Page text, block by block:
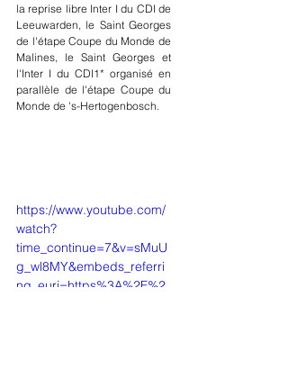
la reprise libre Inter I du CDI de
Leeuwarden, le Saint Georges
de l'étape Coupe du Monde de
Malines, le Saint Georges et
l'Inter I du CDI1* organisé en
parallèle de l'étape Coupe du
Monde de 's-Hertogenbosch.
https://www.youtube.com/
watch?
time_continue=7&v=sMuU
g_wl8MY&embeds_referri
ng_euri=https%3A%2F%2